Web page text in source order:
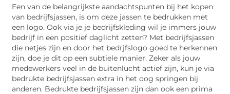
Een van de belangrijkste aandachtspunten bij het kopen
van bedrijfsjassen, is om deze jassen te bedrukken met
een logo. Ook via je je bedrijfskleding wil je immers jouw
bedrijf in een positief daglicht zetten? Met bedrijfsjassen
die netjes zijn en door het bedrjfslogo goed te herkennen
zijn, doe je dit op een subtiele manier. Zeker als jouw
medewerkers veel in de buitenlucht actief zijn, kun je via
bedrukte bedrijfsjassen extra in het oog springen bij
anderen. Bedrukte bedrijfsjassen zijn dan ook een prima